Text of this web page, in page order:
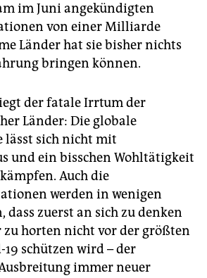
im Juni angekündigten
von einer Milliarde
Länder hat sie bisher nichts
bringen können.
der fatale Irrtum der
Länder: Die globale
lässt sich nicht mit
und ein bisschen Wohltätigkeit
Auch die
werden in wenigen
dass zuerst an sich zu denken
horten nicht vor der größten
19 schützen wird – der
immer neuer